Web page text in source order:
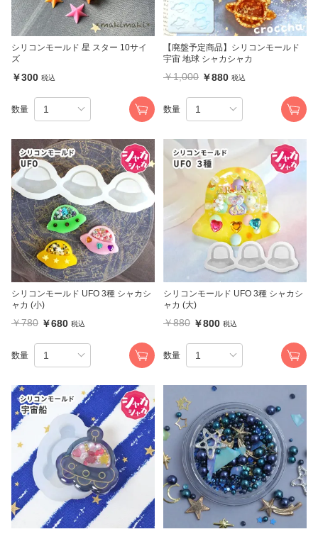
シリコンモールド 星 スター 10サイ
ズ
￥300 税込
数量
【廃盤予定商品】シリコンモールド
宇宙 地球 シャカシャカ
￥1,000 ￥880 税込
数量
シリコンモールド UFO 3種 シャカシ
ャカ (小)
￥780 ￥680 税込
数量
シリコンモールド UFO 3種 シャカシ
ャカ (大)
￥880 ￥800 税込
数量